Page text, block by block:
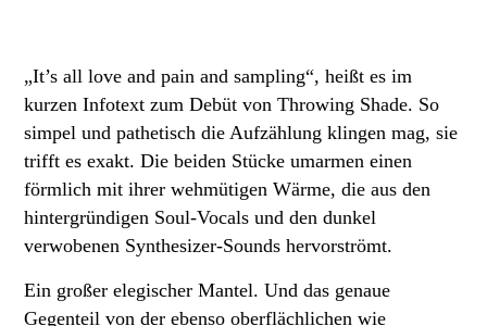
„It’s all love and pain and sampling“, heißt es im
kurzen Infotext zum Debüt von Throwing Shade. So
simpel und pathetisch die Aufzählung klingen mag, sie
trifft es exakt. Die beiden Stücke umarmen einen
förmlich mit ihrer wehmütigen Wärme, die aus den
hintergründigen Soul-Vocals und den dunkel
verwobenen Synthesizer-Sounds hervorströmt.
Ein großer elegischer Mantel. Und das genaue
Gegenteil von der ebenso oberflächlichen wie